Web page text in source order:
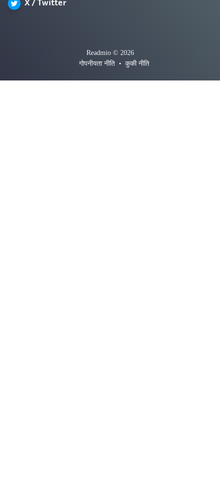
X / Twitter
Readmio © 2026
गोपनीयता नीति • कुकी नीति